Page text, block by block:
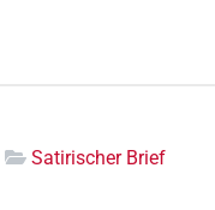
Satirischer Brief